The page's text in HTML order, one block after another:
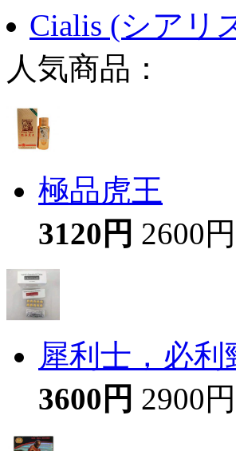
Cialis (シアリ
人気商品：
極品虎王
3120円 2600円
犀利士，必利
3600円 2900円